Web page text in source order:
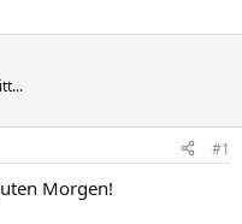
#1
Morgen!